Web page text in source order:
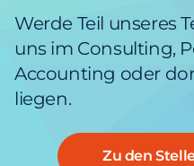
Werde Teil unseres
uns im Consulting,
Accounting oder
liegen.
Zu den